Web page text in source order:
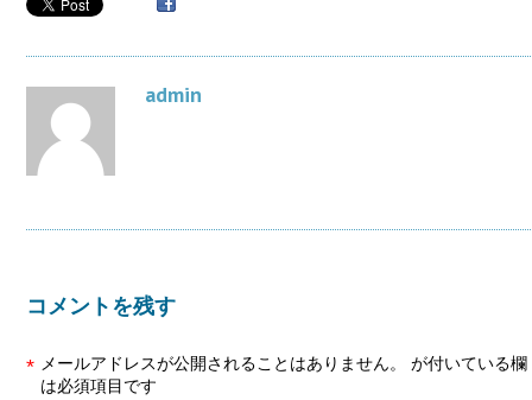
admin
コメントを残す
メールアドレスが公開されることはありません。
*
が付いている欄
は必須項目です